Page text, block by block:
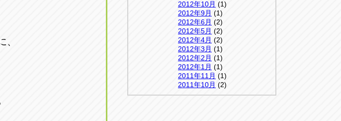
、
2012年10月 (1)
2012年9月 (1)
2012年6月 (2)
2012年5月 (2)
2012年4月 (2)
2012年3月 (1)
2012年2月 (1)
2012年1月 (1)
2011年11月 (1)
2011年10月 (2)